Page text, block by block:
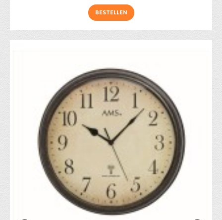
BESTELLEN